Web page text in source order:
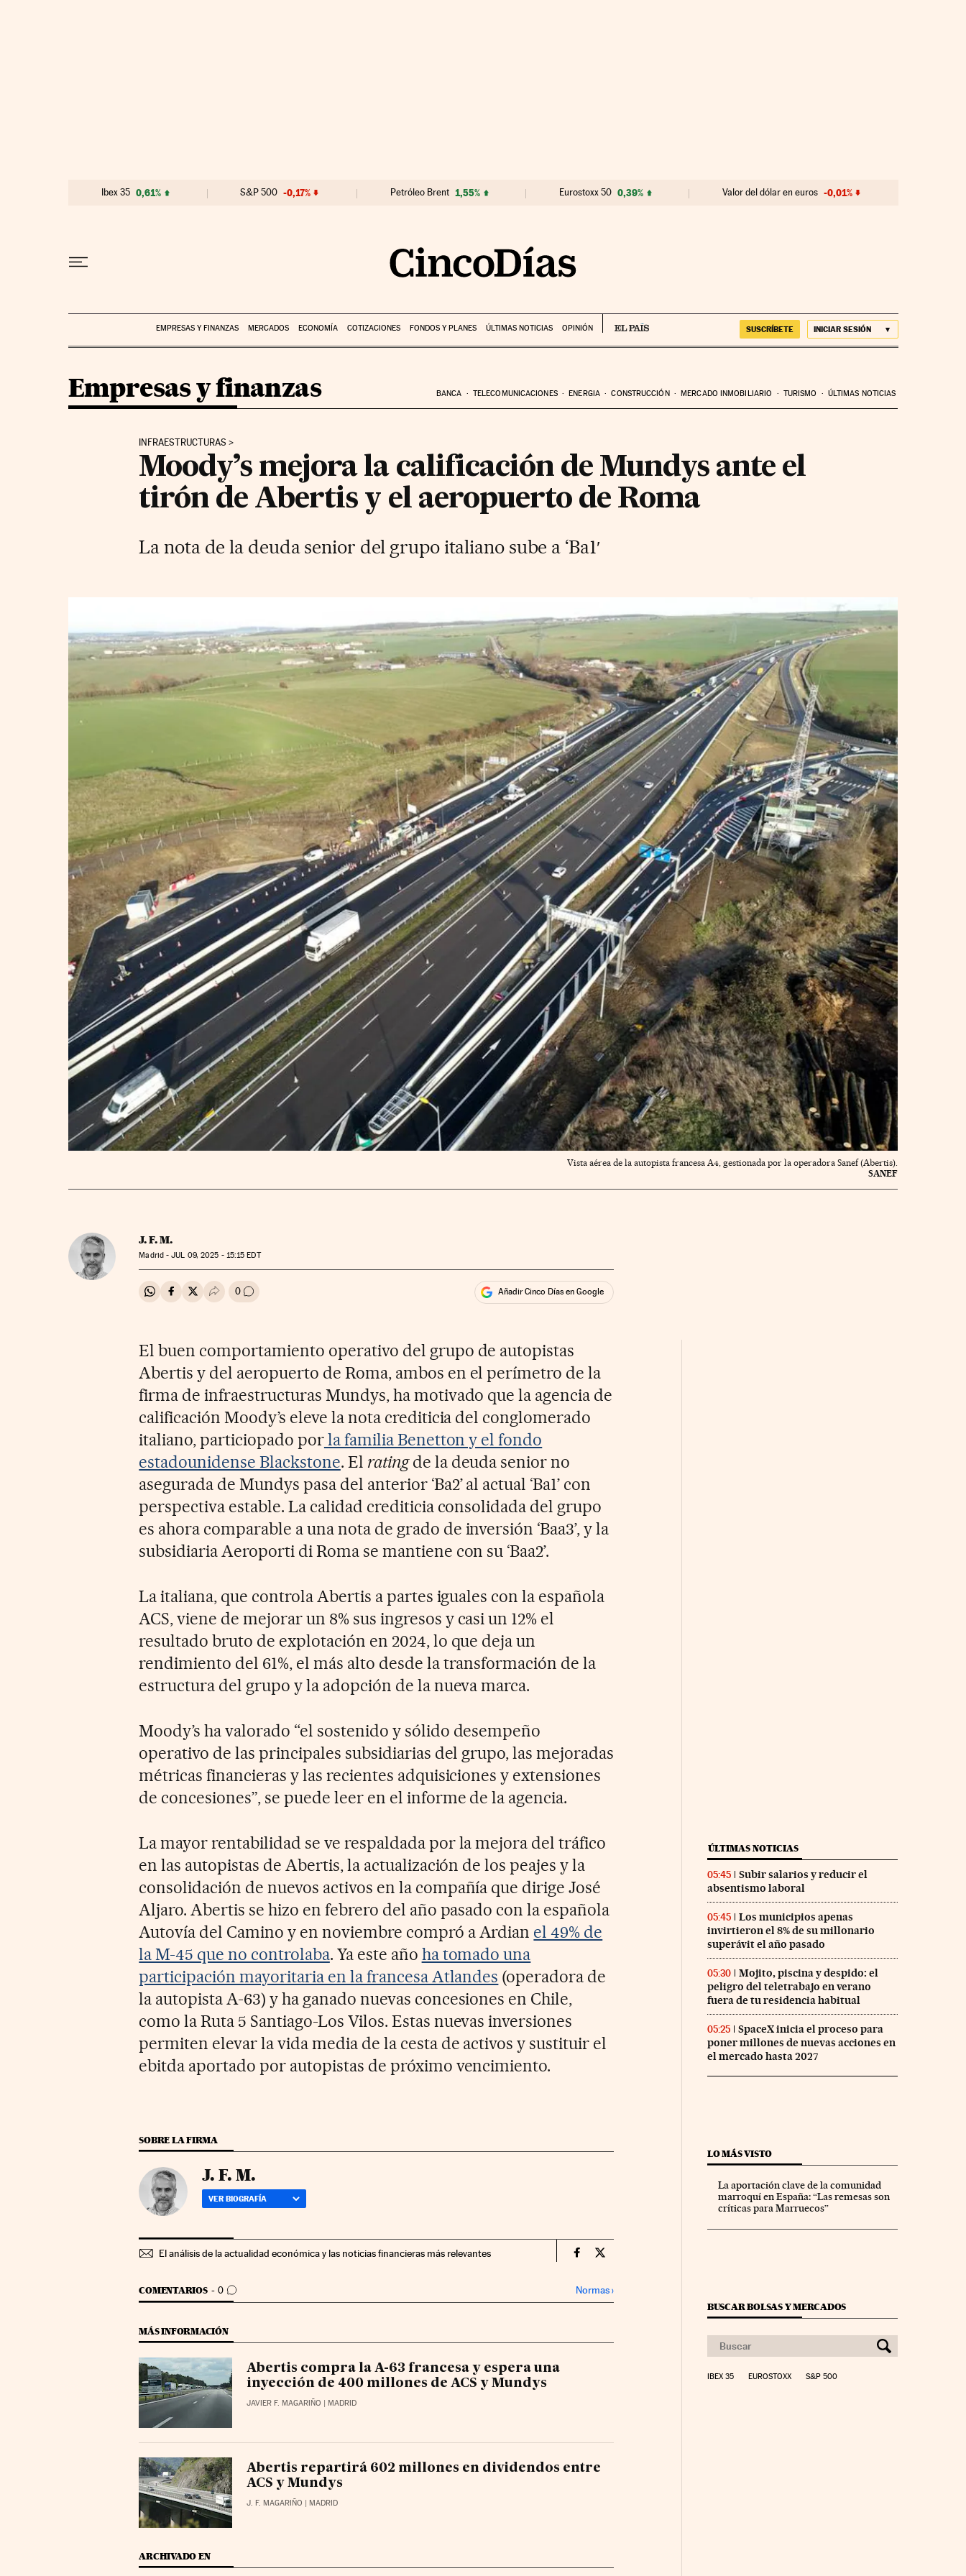
Ibex 35 0,61% S&P 500 -0,17% Petróleo Brent 1,55% Eurostoxx 50 0,39% Valor del dólar en euros -0,01%
EMPRESAS Y FINANZAS MERCADOS ECONOMÍA COTIZACIONES FONDOS Y PLANES ÚLTIMAS NOTICIAS OPINIÓN SUSCRÍBETE INICIAR SESIÓN
Empresas y finanzas BANCA TELECOMUNICACIONES ENERGIA CONSTRUCCIÓN MERCADO INMOBILIARIO TURISMO ÚLTIMAS NOTICIAS
INFRAESTRUCTURAS
Moody’s mejora la calificación de Mundys ante el
tirón de Abertis y el aeropuerto de Roma
La nota de la deuda senior del grupo italiano sube a ‘Ba1′
Vista aérea de la autopista francesa A4, gestionada por la operadora Sanef (Abertis).
SANEF
J. F. M.
Madrid -JUL 09, 2025 - 15:15 EDT
Compartir en Whatsapp
Compartir en Facebook
Compartir en Twitter
Desplegar Redes Sociales
0 Ir a los comentarios Añadir Cinco Días en Google
El buen comportamiento operativo del grupo de autopistas
Abertis y del aeropuerto de Roma, ambos en el perímetro de la
firma de infraestructuras Mundys, ha motivado que la agencia de
calificación Moody’s eleve la nota crediticia del conglomerado
italiano, particiopado porla familia Benetton y el fondo
estadounidense Blackstone. El ratingde la deuda senior no
asegurada de Mundys pasa del anterior ‘Ba2’ al actual ‘Ba1’ con
perspectiva estable. La calidad crediticia consolidada del grupo
es ahora comparable a una nota de grado de inversión ‘Baa3’, y la
subsidiaria Aeroporti di Roma se mantiene con su ‘Baa2’.
La italiana, que controla Abertis a partes iguales con la española
ACS, viene de mejorar un 8% sus ingresos y casi un 12% el
resultado bruto de explotación en 2024, lo que deja un
rendimiento del 61%, el más alto desde la transformación de la
estructura del grupo y la adopción de la nueva marca.
Moody’s ha valorado “el sostenido y sólido desempeño
operativo de las principales subsidiarias del grupo, las mejoradas
métricas financieras y las recientes adquisiciones y extensiones
de concesiones”, se puede leer en el informe de la agencia.
La mayor rentabilidad se ve respaldada por la mejora del tráfico
en las autopistas de Abertis, la actualización de los peajes y la
consolidación de nuevos activos en la compañía que dirige José
Aljaro. Abertis se hizo en febrero del año pasado con la española
Autovía del Camino y en noviembre compró a Ardian el 49% de
la M-45 que no controlaba. Ya este año ha tomado una
participación mayoritaria en la francesa Atlandes (operadora de
la autopista A-63) y ha ganado nuevas concesiones en Chile,
como la Ruta 5 Santiago-Los Vilos. Estas nuevas inversiones
permiten elevar la vida media de la cesta de activos y sustituir el
ebitda aportado por autopistas de próximo vencimiento.
SOBRE LA FIRMA
J. F. M.
VER BIOGRAFÍA
El análisis de la actualidad económica y las noticias financieras más relevantes Companias Cinco Días en Facebook
Companias Cinco Días en Twitter
COMENTARIOS 0
IR A LOS COMENTARIOS Normas›
MÁS INFORMACIÓN
Abertis compra la A-63 francesa y espera una
inyección de 400 millones de ACS y Mundys
JAVIER F. MAGARIÑO | MADRID
Abertis repartirá 602 millones en dividendos entre
ACS y Mundys
J. F. MAGARIÑO | MADRID
ARCHIVADO EN
ÚLTIMAS NOTICIAS
05:45
Subir salarios y reducir el
absentismo laboral
05:45
Los municipios apenas
invirtieron el 8% de su millonario
superávit el año pasado
05:30
Mojito, piscina y despido: el
peligro del teletrabajo en verano
fuera de tu residencia habitual
05:25
SpaceX inicia el proceso para
poner millones de nuevas acciones en
el mercado hasta 2027
LO MÁS VISTO
La aportación clave de la comunidad
marroquí en España: “Las remesas son
críticas para Marruecos”
BUSCAR BOLSAS Y MERCADOS
IBEX 35 EUROSTOXX S&P 500